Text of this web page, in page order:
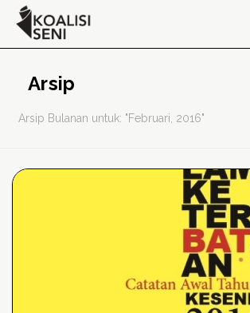
Arsip
Arsip Bulanan untuk: "Februari, 2016"